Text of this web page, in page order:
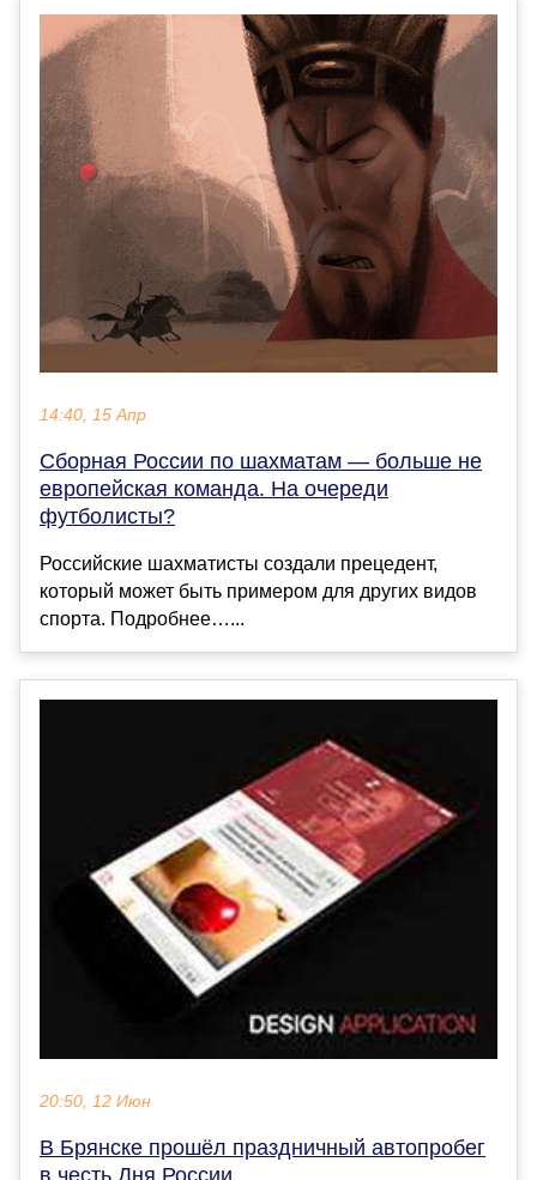
14:40, 15 Апр
Сборная России по шахматам — больше не
европейская команда. На очереди
футболисты?
Российские шахматисты создали прецедент,
который может быть примером для других видов
спорта. Подробнее…...
20:50, 12 Июн
В Брянске прошёл праздничный автопробег
в честь Дня России